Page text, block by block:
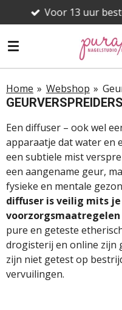
direct
naar
hoofdinhoud
Voor 13 uur
Home » Webshop »
Een diffuser – ook wel
apparaatje dat water en
een subtiele mist
een aangename geur,
fysieke en mentale
diffuser is veilig mits
pure en geteste
drogisterij en online zijn
zijn niet getest op
vervuilingen.